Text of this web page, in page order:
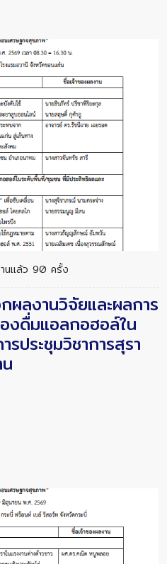
แล้ว 90 ครั้ง
ผลงานวิจัยและผลการ
งดื่มแอลกอฮอล์ใน
ประชุมวิชาการสุรา